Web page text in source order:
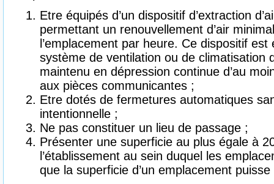
Etre équipés d’un dispositif d’extraction
permettant un renouvellement d’air
l’emplacement par heure. Ce dispositif
système de ventilation ou de climatisation
maintenu en dépression continue d’au
aux pièces communicantes ;
Etre dotés de fermetures automatiques
intentionnelle ;
Ne pas constituer un lieu de passage ;
Présenter une superficie au plus égale à
l’établissement au sein duquel les
que la superficie d’un emplacement